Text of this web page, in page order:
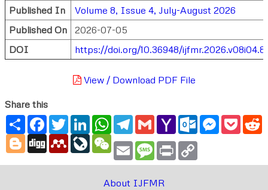
Published In
Volume 8, Issue 4, July-August 2026
Published On
2026-07-05
DOI
https://doi.org/10.36948/
View / Download PDF File
Share this
ShareFacebook
TwitterLinkedInWhatsApp
Telegram
GmailYahoo
Mail
Outlook.com
Messenger
Blogger
Digg MendeleyLiveJournal
WeChat
Email Message
Print
About IJFMR